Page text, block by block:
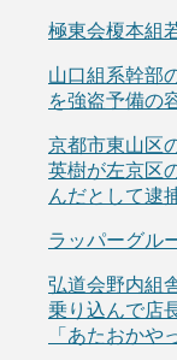
極東会榎本組
山口組系幹部
を強盗予備の
京都市東山区
英樹が左京区
んだとして逮
ラッパーグル
弘道会野内組
乗り込んで店
「あたおかや